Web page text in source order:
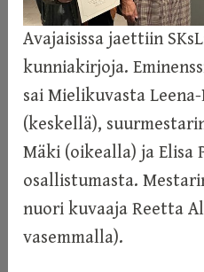
Avajaisissa jaettiin
kunniakirjoja.
sai Mielikuvasta
(keskellä),
Mäki (oikealla) ja
osallistumasta.
nuori kuvaaja Reetta
vasemmalla).